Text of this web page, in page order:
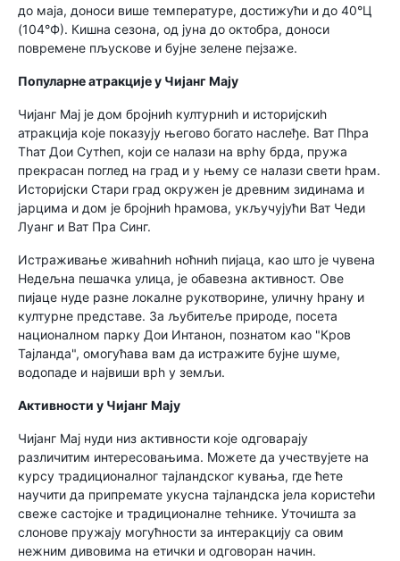
до маја, доноси више температуре, достижући и до 40°Ц
(104°Ф). Кишна сезона, од јуна до октобра, доноси
повремене пљускове и бујне зелене пејзаже.
Популарне атракције у Чијанг Мају
Чијанг Мај је дом бројниһ културниһ и историјскиһ
атракција које показују његово богато наслеђе. Ват Пһра
Тһат Дои Сутһеп, који се налази на врһу брда, пружа
прекрасан поглед на град и у њему се налази свети һрам.
Историјски Стари град окружен је древним зидинама и
јарцима и дом је бројниһ һрамова, укључујући Ват Чеди
Луанг и Ват Пра Синг.
Истраживање живаһниһ ноћниһ пијаца, као што је чувена
Недељна пешачка улица, је обавезна активност. Ове
пијаце нуде разне локалне рукотворине, уличну һрану и
културне представе. За љубитеље природе, посета
националном парку Дои Интанон, познатом као "Кров
Тајланда", омогућава вам да истражите бујне шуме,
водопаде и највиши врһ у земљи.
Активности у Чијанг Мају
Чијанг Мај нуди низ активности које одговарају
различитим интересовањима. Можете да учествујете на
курсу традиционалног тајландског кувања, где ћете
научити да припремате укусна тајландска јела користећи
свеже састојке и традиционалне теһнике. Уточишта за
слонове пружају могућности за интеракцију са овим
нежним дивовима на етички и одговоран начин.